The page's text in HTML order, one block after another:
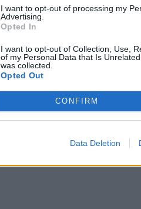
I want to opt-out of processing my
Advertising.
Opted In
I want to opt-out of Collection, Use,
of my Personal Data that Is
was collected.
Opted Out
CONFIRM
Data Deletion